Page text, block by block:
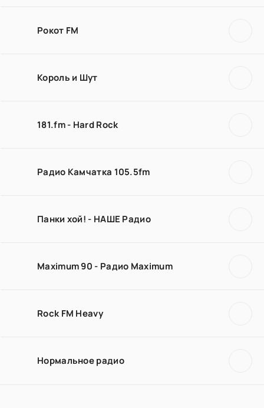
Рокот FM
Король и Шут
181.fm - Hard Rock
Радио Камчатка 105.5fm
Панки хой! - НАШЕ Радио
Maximum 90 - Радио Maximum
Rock FM Heavy
Нормальное радио